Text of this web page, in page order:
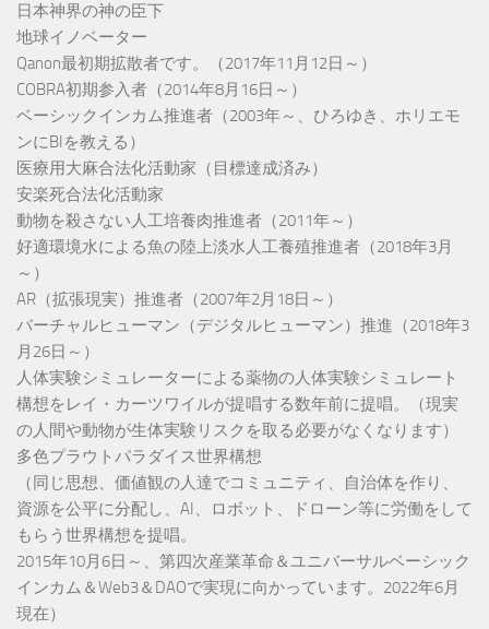
日本神界の神の臣下
地球イノベーター
Qanon最初期拡散者です。（2017年11月12日～）
COBRA初期参入者（2014年8月16日～）
ベーシックインカム推進者（2003年～、ひろゆき、ホリエモ
ンにBIを教える）
医療用大麻合法化活動家（目標達成済み）
安楽死合法化活動家
動物を殺さない人工培養肉推進者（2011年～）
好適環境水による魚の陸上淡水人工養殖推進者（2018年3月
～）
AR（拡張現実）推進者（2007年2月18日～）
バーチャルヒューマン（デジタルヒューマン）推進（2018年3
月26日～）
人体実験シミュレーターによる薬物の人体実験シミュレート
構想をレイ・カーツワイルが提唱する数年前に提唱。（現実
の人間や動物が生体実験リスクを取る必要がなくなります）
多色プラウトパラダイス世界構想
（同じ思想、価値観の人達でコミュニティ、自治体を作り、
資源を公平に分配し、AI、ロボット、ドローン等に労働をして
もらう世界構想を提唱。
2015年10月6日～、第四次産業革命＆ユニバーサルベーシック
インカム＆Web3＆DAOで実現に向かっています。2022年6月
現在）